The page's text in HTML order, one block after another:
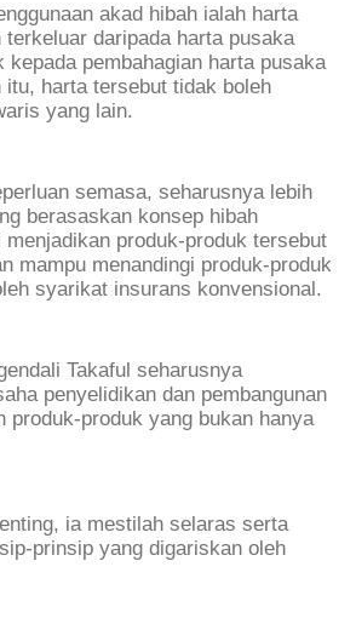
akad hibah ialah harta
terkeluar daripada harta pusaka
kepada pembahagian harta pusaka
itu, harta tersebut tidak boleh
yang lain.
semasa, seharusnya lebih
berasaskan konsep hibah
produk-produk tersebut
mampu menandingi produk-produk
syarikat insurans konvensional.
Takaful seharusnya
penyelidikan dan pembangunan
produk-produk yang bukan hanya
ia mestilah selaras serta
prinsip yang digariskan oleh